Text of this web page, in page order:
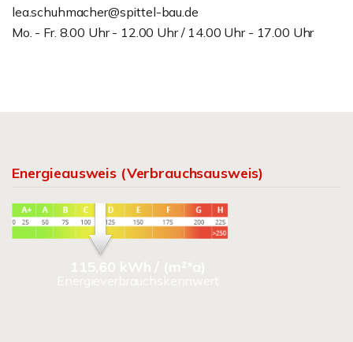
lea.schuhmacher@spittel-bau.de
Mo. - Fr. 8.00 Uhr - 12.00 Uhr / 14.00 Uhr - 17.00 Uhr
Energieausweis (Verbrauchsausweis)
115,60 kWh / (m²*a)
Energieverbrauchskennwert